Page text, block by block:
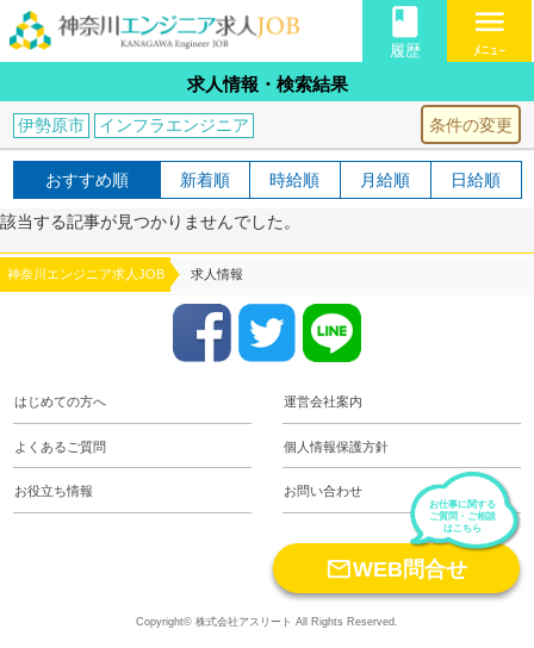
book
履歴
menu
ﾒﾆｭｰ
求人情報・検索結果
条件の変更
伊勢原市 インフラエンジニア
おすすめ順 新着順 時給順 月給順 日給順
該当する記事が見つかりませんでした。
神奈川エンジニア求人JOB 求人情報
はじめての方へ 運営会社案内
よくあるご質問 個人情報保護方針
お役立ち情報 お問い合わせ
お仕事に関する
ご質問・ご相談
はこちら
WEB問合せ
Copyright© 株式会社アスリート All Rights Reserved.